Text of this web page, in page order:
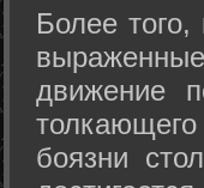
Более
движение
боязни